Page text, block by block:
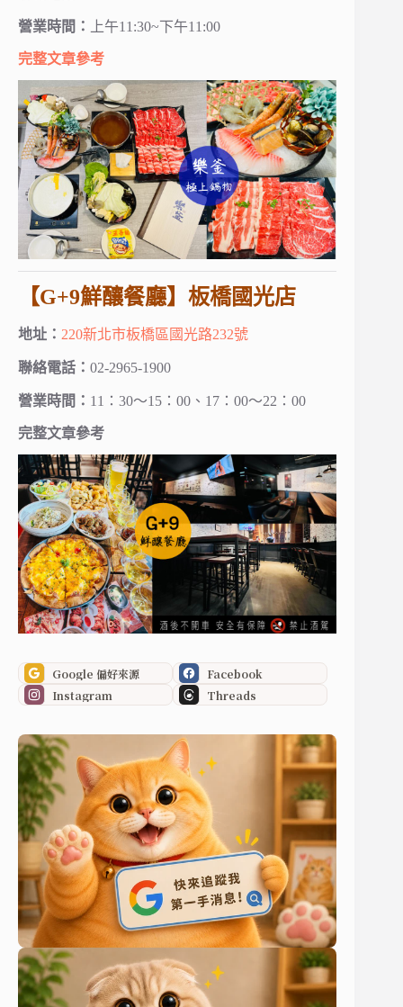
營業時間： 上午11:30~下午11:00
完整文章參考
【G+9鮮釀餐廳】板橋國光店
地址： 220新北市板橋區國光路232號
聯絡電話： 02-2965-1900
營業時間： 11：30～15：00、17：00～22：00
完整文章參考
Google 偏好來源
Facebook
Instagram
Threads